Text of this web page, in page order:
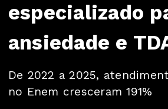
especializado
ansiedade e
De 2022 a 2025,
no Enem cresceram 191%